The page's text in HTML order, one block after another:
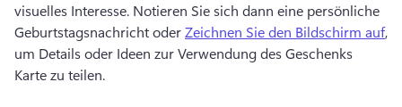
visuelles Interesse. Notieren Sie sich dann eine persönliche
Geburtstagsnachricht oder Zeichnen Sie den Bildschirm auf,
um Details oder Ideen zur Verwendung des Geschenks
Karte zu teilen.